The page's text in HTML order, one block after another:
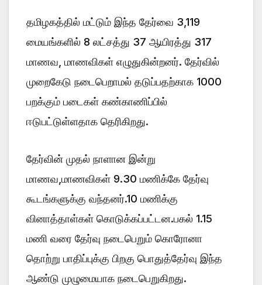
தமிழகத்தில் மட்டும் இந்த தேர்வை 3,119
மையங்களில் 8 லட்சத்து 37 ஆயிரத்து 317
மாணவ, மாணவிகள் எழுதுகின்றனர். தேர்வில்
முறைகேடு நடைபெறாமல் தடுப்பதற்காக 1000
பறக்கும் படைகள் கண்காணிப்பில்
ஈடுபட்டுள்ளதாக தெரிகிறது.
தேர்வின் முதல் நாளான இன்று
மாணவ,மாணவிகள் 9.30 மணிக்கே தேர்வு
கூடங்களுக்கு வந்தனர்.10 மணிக்கு
வினாத்தாள்கள் கொடுக்கப்பட்டன.பகல் 1.15
மணி வரை தேர்வு நடைபெறும் கொரோனா
தொற்று பாதிப்புக்கு பிறகு பொதுத்தேர்வு இந்த
ஆண்டு முழுமையாக நடைபெறுகிறது.